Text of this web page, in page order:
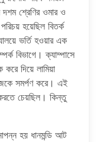
শ্রেণির ওমার ও
হয়েছিল বিতর্ক
ভর্তি হওয়ার এক
বিভাগে। ক্যাম্পাসে
দিয়ে লামিয়া
সমর্পণ করে। এই
চেয়ছিল। কিন্তু
হয় ধানমন্ডি আট